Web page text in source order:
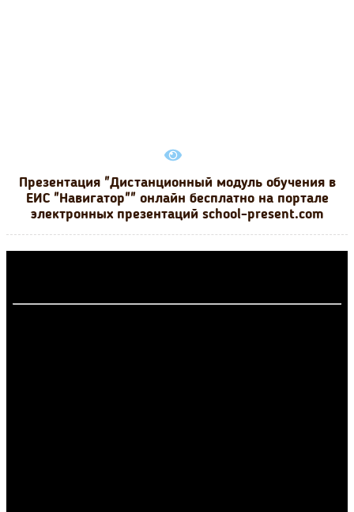
Презентация "Дистанционный модуль обучения в
ЕИС "Навигатор"" онлайн бесплатно на портале
электронных презентаций school-present.com